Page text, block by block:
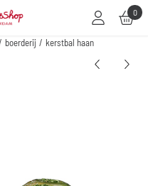
of sta alle cookies toe.0
boerderij / kerstbal haan